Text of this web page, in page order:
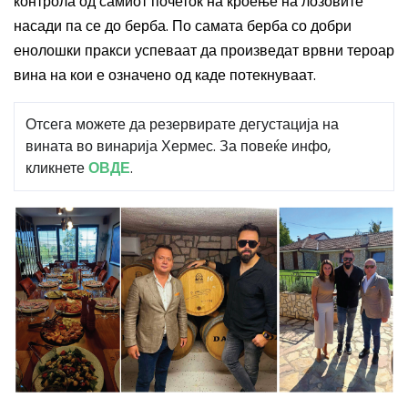
насади па се до берба. По самата бербасо добри
енолошки пракси успеваатда произведат врвни тероар
вина на кои е означено од каде потекнуваат.
Отсега можете да резервирате дегустација на
вината во винарија Хермес. За повеќе инфо,
кликнетеОВДЕ.